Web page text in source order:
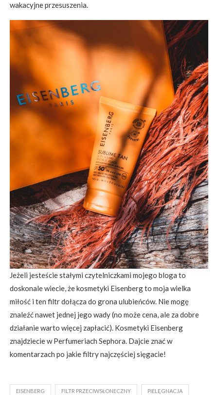
wakacyjne przesuszenia.
Jeżeli jesteście stałymi czytelniczkami mojego bloga to
doskonale wiecie, że kosmetyki Eisenberg to moja wielka
miłość i ten filtr dołącza do grona ulubieńców. Nie mogę
znaleźć nawet jednej jego wady (no może cena, ale za dobre
działanie warto więcej zapłacić). Kosmetyki Eisenberg
znajdziecie w Perfumeriach Sephora. Dajcie znać w
komentarzach po jakie filtry najczęściej sięgacie!
EISENBERG FILTR PRZECIWSŁONECZNY PIELĘGNACJA